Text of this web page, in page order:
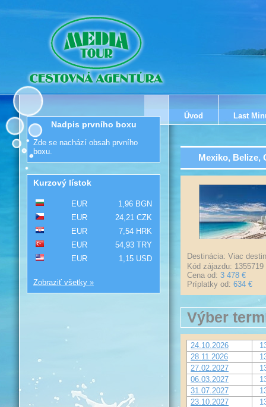
Úvod Last
Mexiko, Belize,
Destinácia: Viac
Kód zájazdu: 1355719
Cena od: 3 478 €
Príplatky od: 634 €
Výber
24.10.2026
28.11.2026
27.02.2027
06.03.2027
31.07.2027
23.10.2027
Nadpis prvního boxu
Zde se nachází obsah prvního
boxu.
Kurzový lístok
EUR
1,96 BGN
EUR
24,21 CZK
EUR
7,54 HRK
EUR
54,93 TRY
EUR
1,15 USD
Zobraziť všetky »